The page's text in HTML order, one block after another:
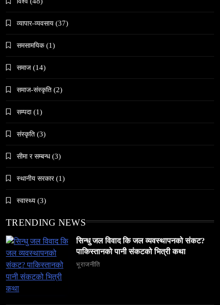
जनकपुरधाममा ‘मधेस प्रादेशिक ललितकला प्रदर्शनी
अलउला: साउदी अरबको रेगिस्तानी मोती र सांस्कृतिक
व्यापार-व्यवसाय (37)
समसामयिक (1)
समाज (14)
समाज-संस्कृति (2)
सम्पदा (1)
संस्कृति (3)
सीमा र सम्बन्ध (3)
स्थानीय सरकार (1)
स्वास्थ्य (3)
TRENDING NEWS
सिन्धु जल विवाद कि जल व्यवस्थापनको संकट?
पाकिस्तानको पानी संकटको भित्री कथा
भूराजनीति